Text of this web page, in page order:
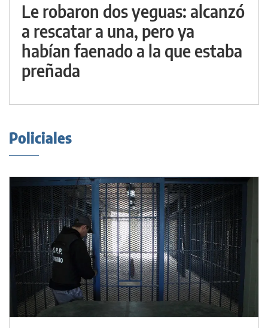
Le robaron dos yeguas: alcanzó
a rescatar a una, pero ya
habían faenado a la que estaba
preñada
Policiales